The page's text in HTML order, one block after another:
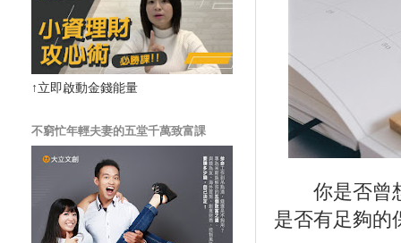
你是否曾想
是否有足夠的
↑立即啟動金錢能量
不窮忙年輕夫妻的五堂千萬致富課